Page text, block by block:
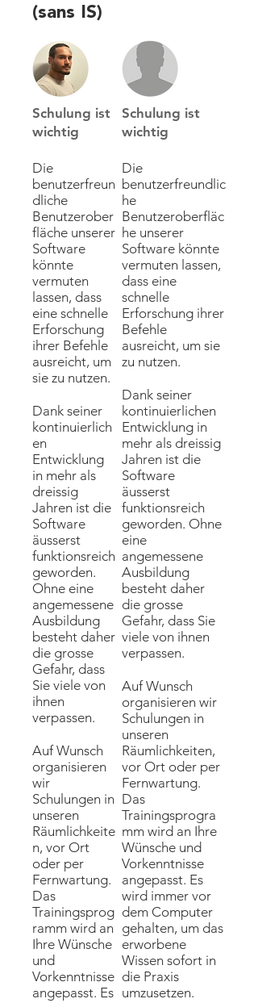
(sans IS)
Schulung ist
wichtig
Die
benutzerfreun
dliche
Benutzerober
fläche unserer
Software
könnte
vermuten
lassen, dass
eine schnelle
Erforschung
ihrer Befehle
ausreicht, um
sie zu nutzen.
Dank seiner
kontinuierlich
en
Entwicklung
in mehr als
dreissig
Jahren ist die
Software
äusserst
funktionsreich
geworden.
Ohne eine
angemessene
Ausbildung
besteht daher
die grosse
Gefahr, dass
Sie viele von
ihnen
verpassen.
Auf Wunsch
organisieren
wir
Schulungen in
unseren
Räumlichkeite
n, vor Ort
oder per
Fernwartung.
Das
Trainingsprog
ramm wird an
Ihre Wünsche
und
Vorkenntnisse
angepasst. Es
Schulung ist
wichtig
Die
benutzerfreundlic
he
Benutzeroberfläc
he unserer
Software könnte
vermuten lassen,
dass eine
schnelle
Erforschung ihrer
Befehle
ausreicht, um sie
zu nutzen.
Dank seiner
kontinuierlichen
Entwicklung in
mehr als dreissig
Jahren ist die
Software
äusserst
funktionsreich
geworden. Ohne
eine
angemessene
Ausbildung
besteht daher
die grosse
Gefahr, dass Sie
viele von ihnen
verpassen.
Auf Wunsch
organisieren wir
Schulungen in
unseren
Räumlichkeiten,
vor Ort oder per
Fernwartung.
Das
Trainingsprogra
mm wird an Ihre
Wünsche und
Vorkenntnisse
angepasst. Es
wird immer vor
dem Computer
gehalten, um das
erworbene
Wissen sofort in
die Praxis
umzusetzen.